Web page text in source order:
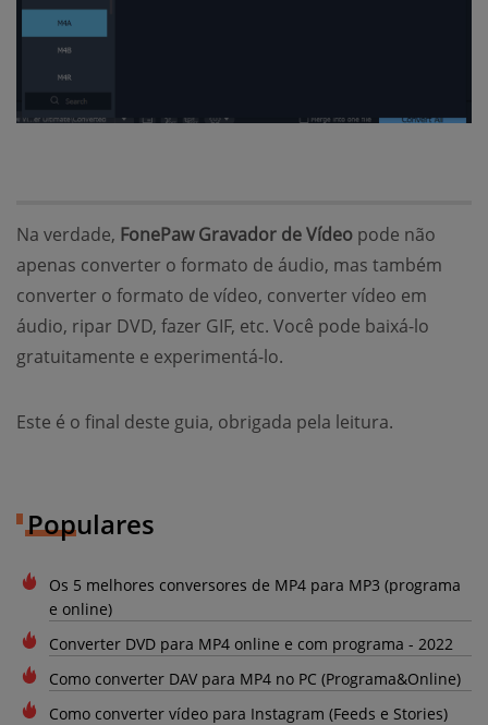
Na verdade, FonePaw Gravador de Vídeo pode não
apenas converter o formato de áudio, mas também
converter o formato de vídeo, converter vídeo em
áudio, ripar DVD, fazer GIF, etc. Você pode baixá-lo
gratuitamente e experimentá-lo.
Este é o final deste guia, obrigada pela leitura.
Populares
Os 5 melhores conversores de MP4 para MP3 (programa
e online)
Converter DVD para MP4 online e com programa - 2022
Como converter DAV para MP4 no PC (Programa&Online)
Como converter vídeo para Instagram (Feeds e Stories)